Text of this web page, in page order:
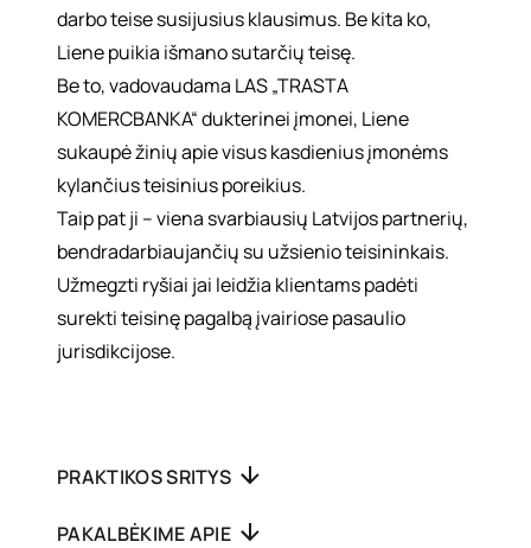
darbo teise susijusius klausimus. Be kita ko,
Liene puikia išmano sutarčių teisę.
Be to, vadovaudama LAS „TRASTA
KOMERCBANKA“ dukterinei įmonei, Liene
sukaupė žinių apie visus kasdienius įmonėms
kylančius teisinius poreikius.
Taip pat ji – viena svarbiausių Latvijos partnerių,
bendradarbiaujančių su užsienio teisininkais.
Užmegzti ryšiai jai leidžia klientams padėti
surekti teisinę pagalbą įvairiose pasaulio
jurisdikcijose.
PRAKTIKOS SRITYS
PAKALBĖKIME APIE